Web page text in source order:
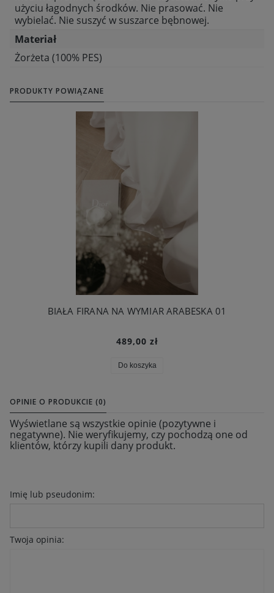
użyciu łagodnych środków. Nie prasować. Nie
wybielać. Nie suszyć w suszarce bębnowej.
Materiał
Żorżeta (100% PES)
PRODUKTY POWIĄZANE
BIAŁA FIRANA NA WYMIAR ARABESKA 01
489,00 zł
Do koszyka
OPINIE O PRODUKCIE (0)
Wyświetlane są wszystkie opinie (pozytywne i
negatywne). Nie weryfikujemy, czy pochodzą one od
klientów, którzy kupili dany produkt.
Imię lub pseudonim:
Twoja opinia: